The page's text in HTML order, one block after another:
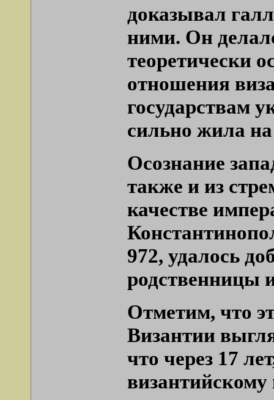
доказывал
ними. Он
теоретически
отношения
государствам
сильно жила
Осознание
также и из
качестве
972, удалось
родственницы
Отметим, что
Византии
что через 17